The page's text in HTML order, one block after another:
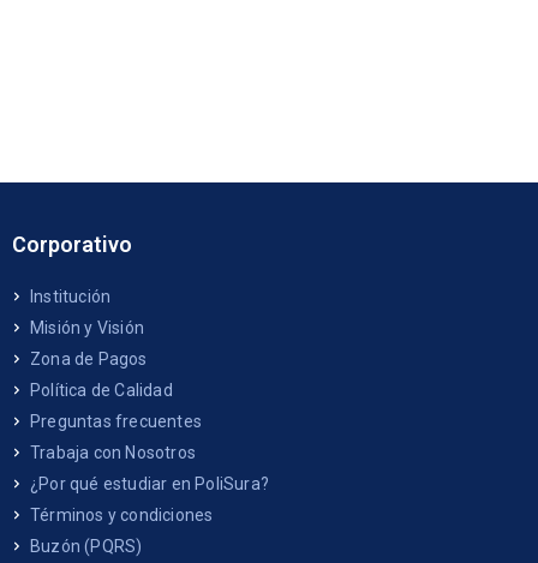
Corporativo
Institución
Misión y Visión
Zona de Pagos
Política de Calidad
Preguntas frecuentes
Trabaja con Nosotros
¿Por qué estudiar en PoliSura?
Términos y condiciones
Buzón (PQRS)